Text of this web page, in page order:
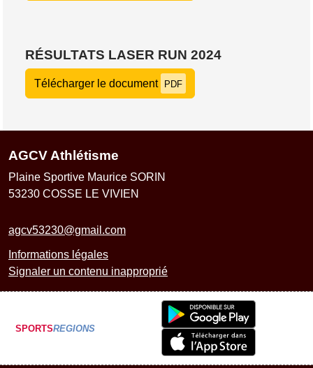
RÉSULTATS LASER RUN 2024
Télécharger le document PDF
AGCV Athlétisme
Plaine Sportive Maurice SORIN
53230 COSSE LE VIVIEN
agcv53230@gmail.com
Informations légales
Signaler un contenu inapproprié
SPORTSREGIONS